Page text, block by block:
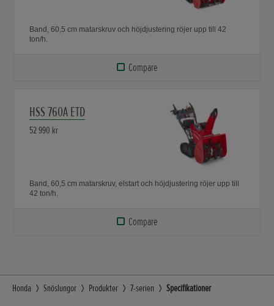
Band, 60,5 cm matarskruv och höjdjustering röjer upp till 42
ton/h.
Compare
HSS 760A ETD
52 990 kr
Band, 60,5 cm matarskruv, elstart och höjdjustering röjer upp till
42 ton/h.
Compare
Honda Snöslungor Produkter 7-serien Specifikationer